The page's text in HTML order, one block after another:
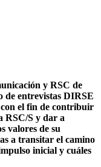
y RSC de
de entrevistas DIRSE
el fin de contribuir
RSC/S y dar a
valores de su
a transitar el camino
inicial y cuáles